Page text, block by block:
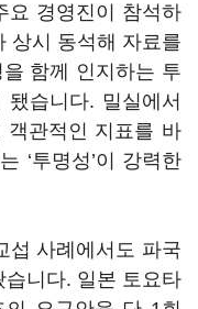
요 경영진이 참석하
상시 동석해 자료를
함께 인지하는 투
습니다. 밀실에서
객관적인 지표를 바
‘투명성’이 강력한
섭 사례에서도 파국
니다. 일본 토요타